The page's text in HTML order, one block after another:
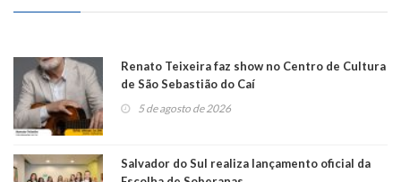
Renato Teixeira faz show no Centro de Cultura
de São Sebastião do Caí
5 de agosto de 2026
Salvador do Sul realiza lançamento oficial da